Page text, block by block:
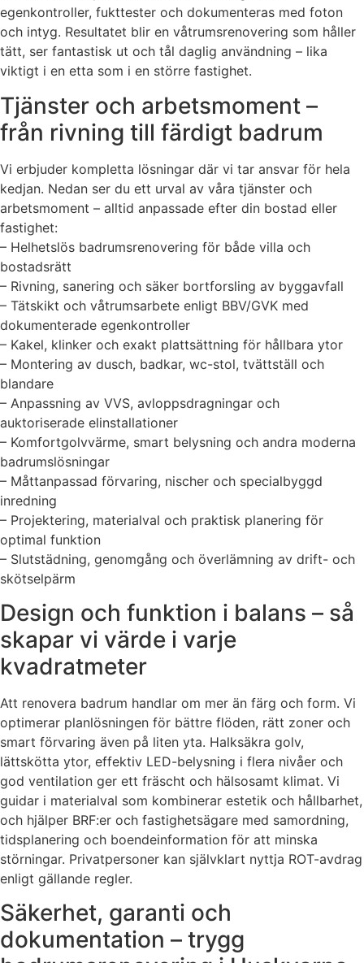
egenkontroller, fukttester och dokumenteras med foton
och intyg. Resultatet blir en våtrumsrenovering som håller
tätt, ser fantastisk ut och tål daglig användning – lika
viktigt i en etta som i en större fastighet.
Tjänster och arbetsmoment –
från rivning till färdigt badrum
Vi erbjuder kompletta lösningar där vi tar ansvar för hela
kedjan. Nedan ser du ett urval av våra tjänster och
arbetsmoment – alltid anpassade efter din bostad eller
fastighet:
– Helhetslös badrumsrenovering för både villa och
bostadsrätt
– Rivning, sanering och säker bortforsling av byggavfall
– Tätskikt och våtrumsarbete enligt BBV/GVK med
dokumenterade egenkontroller
– Kakel, klinker och exakt plattsättning för hållbara ytor
– Montering av dusch, badkar, wc-stol, tvättställ och
blandare
– Anpassning av VVS, avloppsdragningar och
auktoriserade elinstallationer
– Komfortgolvvärme, smart belysning och andra moderna
badrumslösningar
– Måttanpassad förvaring, nischer och specialbyggd
inredning
– Projektering, materialval och praktisk planering för
optimal funktion
– Slutstädning, genomgång och överlämning av drift- och
skötselpärm
Design och funktion i balans – så
skapar vi värde i varje
kvadratmeter
Att renovera badrum handlar om mer än färg och form. Vi
optimerar planlösningen för bättre flöden, rätt zoner och
smart förvaring även på liten yta. Halksäkra golv,
lättskötta ytor, effektiv LED-belysning i flera nivåer och
god ventilation ger ett fräscht och hälsosamt klimat. Vi
guidar i materialval som kombinerar estetik och hållbarhet,
och hjälper BRF:er och fastighetsägare med samordning,
tidsplanering och boendeinformation för att minska
störningar. Privatpersoner kan självklart nyttja ROT-avdrag
enligt gällande regler.
Säkerhet, garanti och
dokumentation – trygg